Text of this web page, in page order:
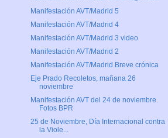
Manifestación AVT/Madrid 5
Manifestación AVT/Madrid 4
Manifestación AVT/Madrid 3 video
Manifestación AVT/Madrid 2
Manifestación AVT/Madrid Breve crónica
Eje Prado Recoletos, mañana 26
noviembre
Manifestación AVT del 24 de noviembre.
Fotos BPR
25 de Noviembre, Día Internacional contra
la Viole...